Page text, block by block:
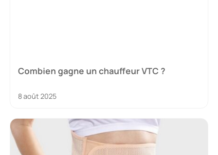
Combien gagne un chauffeur VTC ?
8 août 2025